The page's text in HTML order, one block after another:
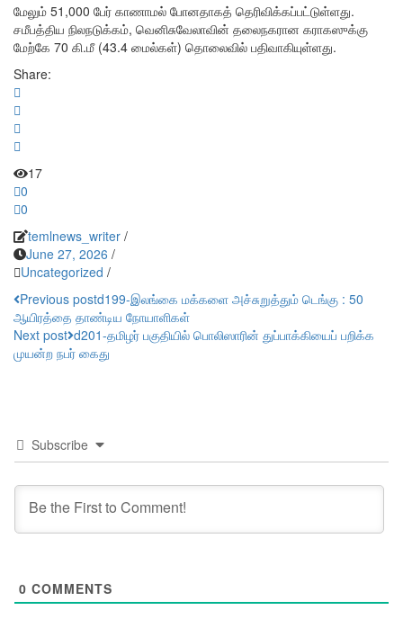
மேலும் 51,000 பேர் காணாமல் போனதாகத் தெரிவிக்கப்பட்டுள்ளது.
சமீபத்திய நிலநடுக்கம், வெனிசுவேலாவின் தலைநகரான கராகஸுக்கு
மேற்கே 70 கி.மீ (43.4 மைல்கள்) தொலைவில் பதிவாகியுள்ளது.
Share:
17
0
0
temlnews_writer /
June 27, 2026 /
Uncategorized /
Post
navigation
Previous postd199-இலங்கை மக்களை அச்சுறுத்தும் டெங்கு : 50
ஆயிரத்தை தாண்டிய நோயாளிகள்
Next post d201-தமிழர் பகுதியில் பொலிஸாரின் துப்பாக்கியைப் பறிக்க
முயன்ற நபர் கைது
Subscribe
0 COMMENTS